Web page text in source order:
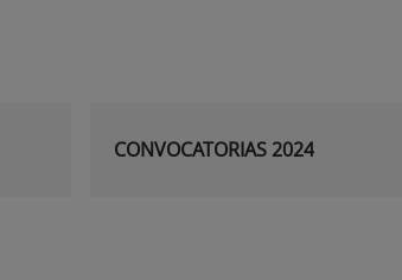
CONVOCATORIAS 2024